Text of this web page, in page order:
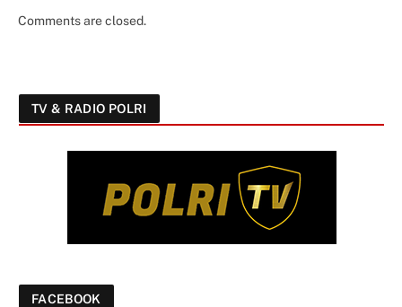
Comments are closed.
TV & RADIO POLRI
FACEBOOK